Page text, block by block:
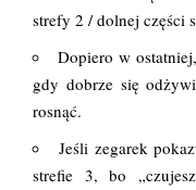
strefy 2 / dolnej części
Dopiero w
gdy dobrze się
rosnąć.
Jeśli zegarek
strefie 3, bo